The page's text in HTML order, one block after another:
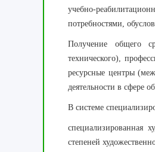
учебно-
потребностями,
Получение общего
технического),
ресурсные центры
деятельности в сфере
В системе
специализированная
степеней